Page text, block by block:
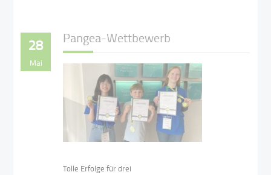
28
Mai
Pangea-Wettbewerb
Tolle Erfolge für drei